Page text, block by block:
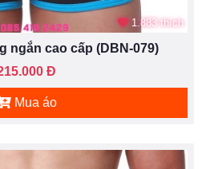
1.883 thích
ngắn cao cấp (DBN-079)
Đ
Mua áo